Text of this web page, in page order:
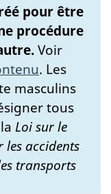
pour être
procédure
Voir
. Les
masculins
tous
Loi sur le
les accidents
transports